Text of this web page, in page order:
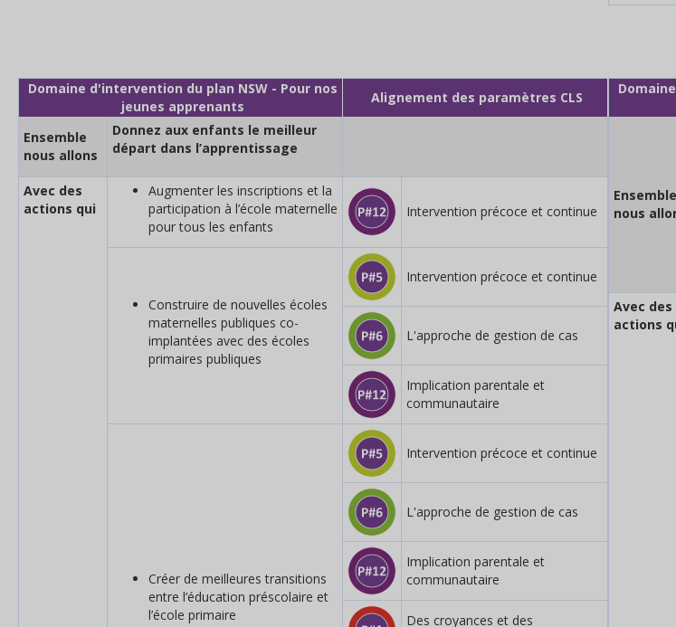
Domaine d'intervention du plan NSW - Pour nos
jeunes apprenants
Alignement des paramètres CLS
Ensemble
nous allons
Donnez aux enfants le meilleur
départ dans l’apprentissage
Avec des
actions qui
Augmenter les inscriptions et la
participation à l’école maternelle
pour tous les enfants
Intervention précoce et continue
Construire de nouvelles écoles
maternelles publiques co-
implantées avec des écoles
primaires publiques
Intervention précoce et continue
L'approche de gestion de cas
Implication parentale et
communautaire
Créer de meilleures transitions
entre l’éducation préscolaire et
l’école primaire
Intervention précoce et continue
L'approche de gestion de cas
Implication parentale et
communautaire
Des croyances et des
Ensemble
nous
Avec des
actions